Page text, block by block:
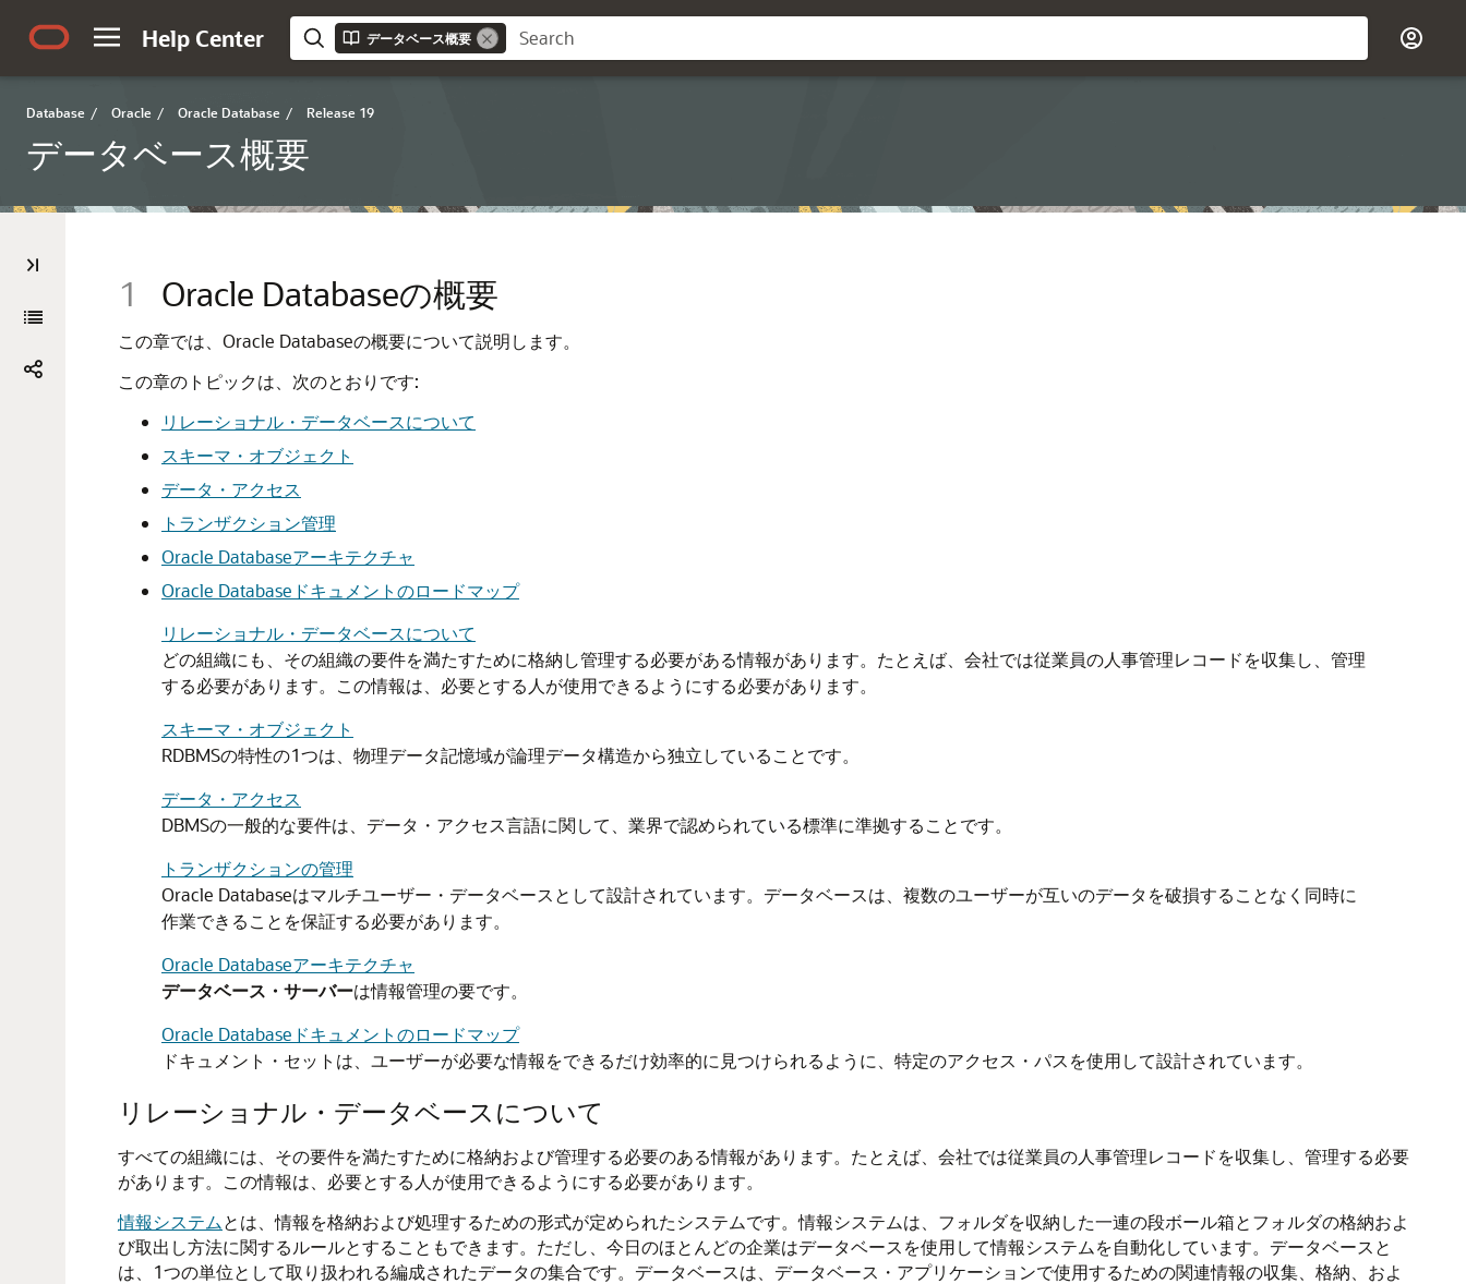
Help Center データベース概要
Database / Oracle / Oracle Database / Release 19
データベース概要
1 Oracle Databaseの概要
この章では、Oracle Databaseの概要について説明します。
この章のトピックは、次のとおりです:
リレーショナル・データベースについて
スキーマ・オブジェクト
データ・アクセス
トランザクション管理
Oracle Databaseアーキテクチャ
Oracle Databaseドキュメントのロードマップ
リレーショナル・データベースについて
どの組織にも、その組織の要件を満たすために格納し管理する必要がある情報があります。たとえば、会社では従業員の人事管理レコードを収集し、管理
する必要があります。この情報は、必要とする人が使用できるようにする必要があります。
スキーマ・オブジェクト
RDBMSの特性の1つは、物理データ記憶域が論理データ構造から独立していることです。
データ・アクセス
DBMSの一般的な要件は、データ・アクセス言語に関して、業界で認められている標準に準拠することです。
トランザクションの管理
Oracle Databaseはマルチユーザー・データベースとして設計されています。データベースは、複数のユーザーが互いのデータを破損することなく同時に
作業できることを保証する必要があります。
Oracle Databaseアーキテクチャ
データベース・サーバーは情報管理の要です。
Oracle Databaseドキュメントのロードマップ
ドキュメント・セットは、ユーザーが必要な情報をできるだけ効率的に見つけられるように、特定のアクセス・パスを使用して設計されています。
リレーショナル・データベースについて
すべての組織には、その要件を満たすために格納および管理する必要のある情報があります。たとえば、会社では従業員の人事管理レコードを収集し、管理する必要
があります。この情報は、必要とする人が使用できるようにする必要があります。
情報システムとは、情報を格納および処理するための形式が定められたシステムです。情報システムは、フォルダを収納した一連の段ボール箱とフォルダの格納およ
び取出し方法に関するルールとすることもできます。ただし、今日のほとんどの企業はデータベースを使用して情報システムを自動化しています。データベースと
は、1つの単位として取り扱われる編成されたデータの集合です。データベースは、データベース・アプリケーションで使用するための関連情報の収集、格納、およ